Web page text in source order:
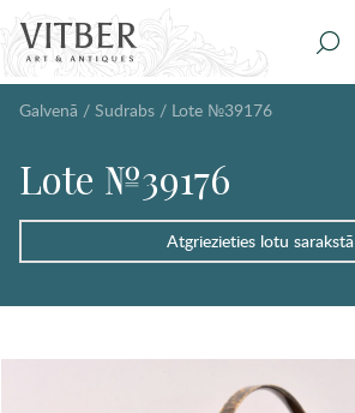
Galvenā / Sudrabs / Lote №39176
Lote №39176
Atgriezieties lotu sarakstā